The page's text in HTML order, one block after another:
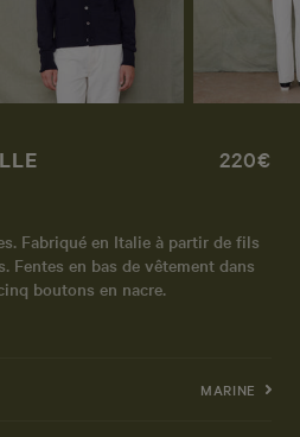
220€
Fabriqué en Italie à partir de fils
Fentes en bas de vêtement dans
boutons en nacre.
MARINE